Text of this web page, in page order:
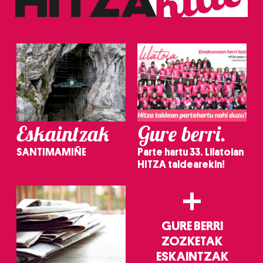
erabiltzeko baimen esplizitua ematen diguzu.
Gehiago
irakurri
Eskaintzak
SANTIMAMIÑE
Gure berri.
Parte hartu 33. Lilatoian
HITZA taldearekin!
+
GURE BERRI
ZOZKETAK
ESKAINTZAK